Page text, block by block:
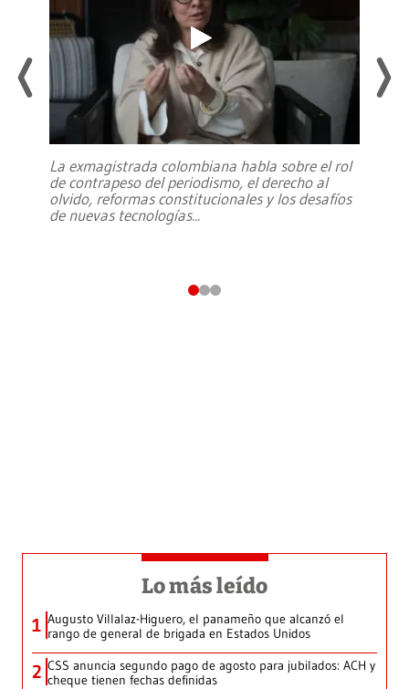
La exmagistrada colombiana habla sobre el rol
de contrapeso del periodismo, el derecho al
olvido, reformas constitucionales y los desafíos
de nuevas tecnologías...
Lo más leído
1 Augusto Villalaz-Higuero, el panameño que alcanzó el
rango de general de brigada en Estados Unidos
2 CSS anuncia segundo pago de agosto para jubilados: ACH y
cheque tienen fechas definidas